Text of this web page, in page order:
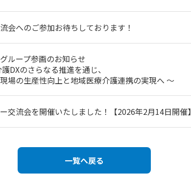
会へのご参加お待ちしております！
ループ参画のお知らせ
DXのさらなる推進を通じ、
場の生産性向上と地域医療介護連携の実現へ ～
交流会を開催いたしました！【2026年2月14日開催】
一覧へ戻る